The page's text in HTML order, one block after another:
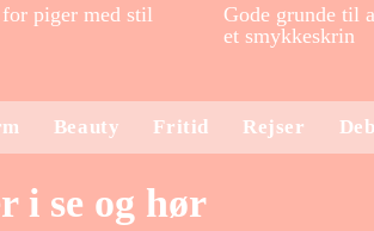
piger med stil
Gode grunde til
et smykkeskrin
Beauty Fritid Rejser
i se og hør